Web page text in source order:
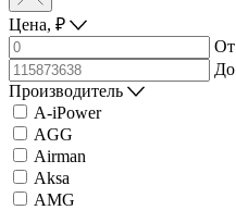
Цена, ₽
От
До
Производитель
A-iPower
AGG
Airman
Aksa
AMG